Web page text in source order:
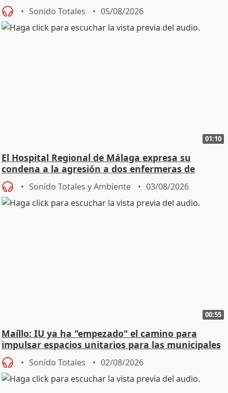
Sonido Totales 05/08/2026
01:10
El Hospital Regional de Málaga expresa su
condena a la agresión a dos enfermeras de
Urgencias
Sonido Totales y Ambiente 03/08/2026
00:55
Maíllo: IU ya ha "empezado" el camino para
impulsar espacios unitarios para las municipales
Sonido Totales 02/08/2026